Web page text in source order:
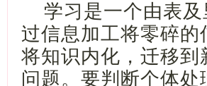
学习是一个由表
过信息加工将零碎
将知识内化，迁移
问题。 要判断个体处